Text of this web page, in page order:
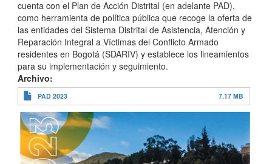
cuenta con el Plan de Acción Distrital (en adelante PAD),
como herramienta de política pública que recoge la oferta de
las entidades del Sistema Distrital de Asistencia, Atención y
Reparación Integral a Víctimas del Conflicto Armado
residentes en Bogotá (SDARIV) y establece los lineamientos
para su implementación y seguimiento.
Archivo
PAD 2023 7.17 MB